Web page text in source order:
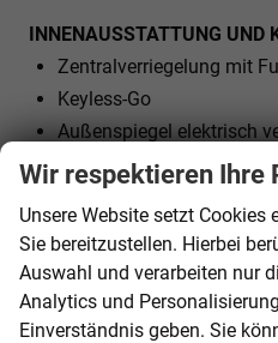
INNENAUSSTATTUNG UND
Zentralverriegelung mit
Keyless-Go
Außenspiegel elektrisch
Außenspiegel beheizbar
Außenspiegel elektrisch
Elektrische Fensterheber
Polsterstoff
Vordersitze
Armlehnen vorne und
Wir respektieren Ihre
Unsere Website setzt Cookies
Sie bereitzustellen. Hierbei
Auswahl und verarbeiten nur
Analytics und
Einverständnis geben. Sie